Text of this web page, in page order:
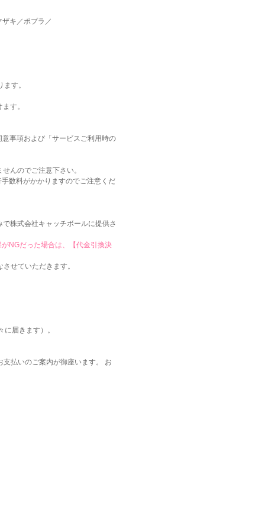
キ／ポプラ／
す。
す。
事項および「サービスご利用時の
んのでご注意下さい。
数料がかかりますのでご注意くだ
株式会社キャッチボールに提供さ
NGだった場合は、【代金引換決
せていただきます。
届きます）。
払いのご案内が御座います。 お